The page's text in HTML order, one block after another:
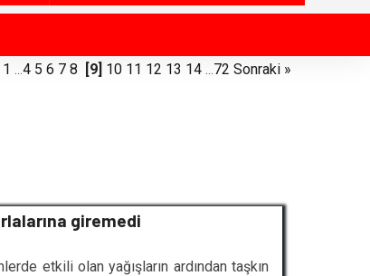
1 ...4 5 6 7 8 [9] 10 11 12 13 14 ...72 Sonraki »
giremedi
etkili olan yağışların ardından taşkın